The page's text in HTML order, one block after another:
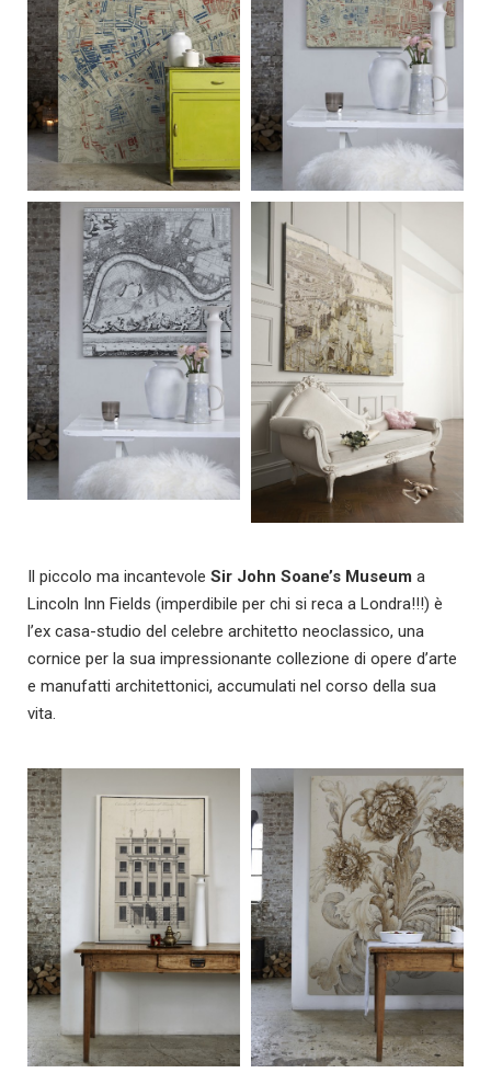
Il piccolo ma incantevole Sir John Soane’s Museum a
Lincoln Inn Fields (imperdibile per chi si reca a Londra!!!) è
l’ex casa-studio del celebre architetto neoclassico, una
cornice per la sua impressionante collezione di opere d’arte
e manufatti architettonici, accumulati nel corso della sua
vita.